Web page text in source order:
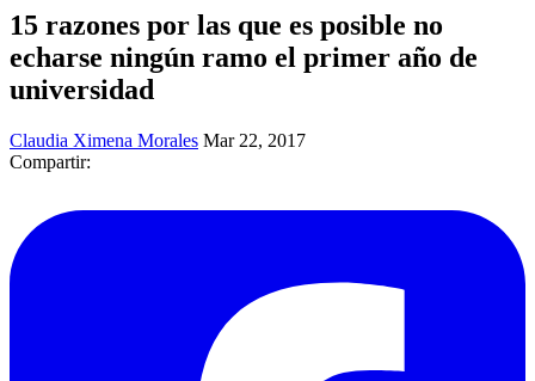
15 razones por las que es posible no
echarse ningún ramo el primer año de
universidad
Claudia Ximena Morales Mar 22, 2017
Compartir: